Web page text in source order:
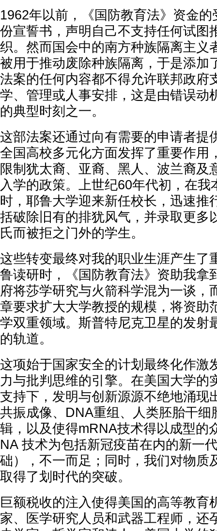
1962年以前，《国防教育法》资金
份宣誓书，声明自己不支持任何试图
织。然而国会中的南方种族隔离主义
被用于推动废除种族隔离，于是添加
法案的任何内容都不得允许联邦政府
学、管理或人事安排，这是由错误动
的典型时刻之一。
这部法案还通过向有需要的申请者提
全国高校多元化方面发挥了重要作用
限制犹太裔、亚裔、黑人、波兰裔及
入学的政策。上世纪60年代初，在我
时，耶鲁大学迎来新任校长，迅速推
括破除旧有的排犹风气，并录取更多
氏而被拒之门外的学生。
这些转变最终对我的职业生涯产生了
鲁读研时，《国防教育法》资助我拿
府将莎学研究与火箭科学混为一谈，
章要求扩大大学教授的规模，将资助
学双重领域。斯普特尼克卫星的发射
的轨道。
这项始于国家安全的计划最终化作激
力与批判思维的引擎。在美国大学的
支持下，发明与创新源源不绝地涌现
共振成像、DNA重组、人类胚胎干细
辑，以及使得mRNA技术得以成型的
NA 技术为包括新冠疫苗在内的新一
础），不一而足；同时，我们对物质
取得了划时代的突破。
巨额税收的注入使得美国的高等教育
家、医学研究人员和武器工程师，还